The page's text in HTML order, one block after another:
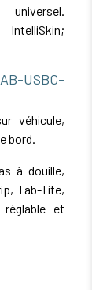
USBC-
véhicule,
bord.
à douille,
Tab-Tite,
et